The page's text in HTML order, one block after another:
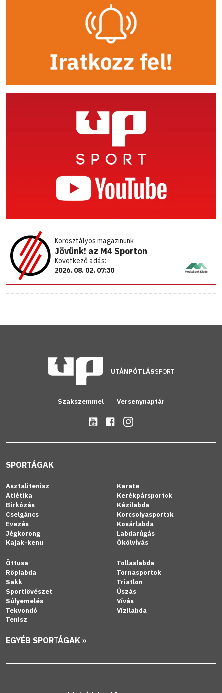
Korosztályos magazinunk
Jövünk! az M4 Sporton
Következő adás:
2026. 08. 02. 07:30
UTÁNPÓTLÁSSPORT
Szakszemmel Versenynaptár
SPORTÁGAK
Asztalitenisz
Atlétika
Birkózás
Cselgáncs
Evezés
Jégkorong
Kajak-kenu
Karate
Kerékpársportok
Kézilabda
Korcsolyasportok
Kosárlabda
Labdarúgás
Ökölvívás
Öttusa
Röplabda
Sakk
Sportlövészet
Súlyemelés
Tekvondó
Tenisz
Tollaslabda
Tornasportok
Triatlon
Úszás
Vívás
Vízilabda
EGYÉB SPORTÁGAK »